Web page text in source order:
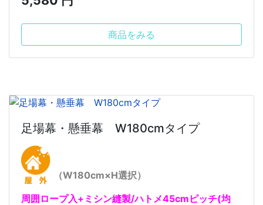
商品をみる
足場幕・懸垂幕 W180cmタイプ
（W180cm×H選択）
周囲ロープ入+ミシン縫製/ハトメ45cmピッチ(均